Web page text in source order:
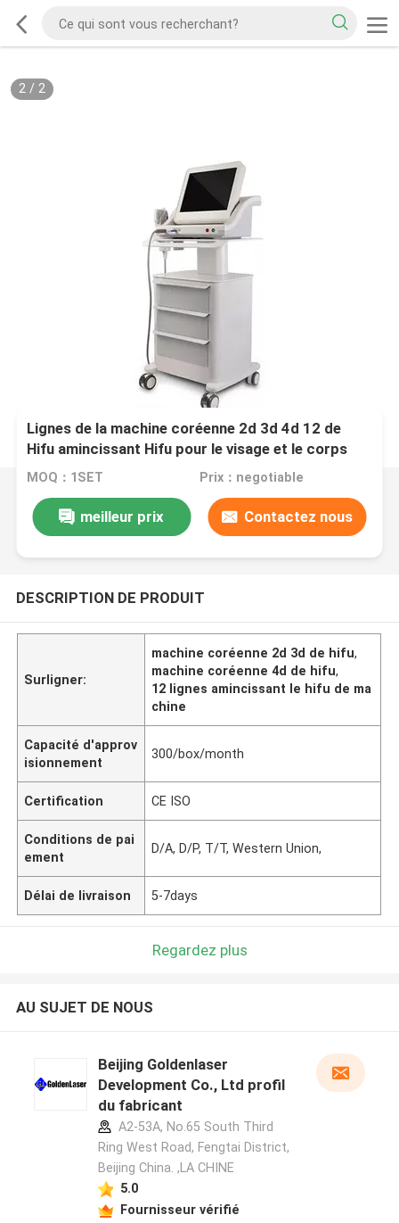
2/ 2
Lignes de la machine coréenne 2d 3d 4d 12 de
Hifu amincissant Hifu pour le visage et le corps
MOQ：1SET Prix：negotiable
meilleur prix Contactez nous
DESCRIPTION DE PRODUIT
Surligner:
machine coréenne 2d 3d de hifu,
machine coréenne 4d de hifu,
12 lignes amincissant le hifu de ma
chine
Capacité d'approv
isionnement
300/box/month
Certification CE ISO
Conditions de pai
ement
D/A, D/P, T/T, Western Union,
Délai de livraison 5-7days
Regardez plus
AU SUJET DE NOUS
Beijing Goldenlaser
Development Co., Ltd profil
du fabricant
A2-53A, No.65 South Third
Ring West Road, Fengtai District,
Beijing China. ,LA CHINE
5.0
Fournisseur vérifié